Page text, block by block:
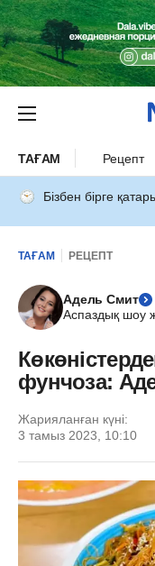
ТАҒАМ Рецепт
Бізбен бірге
ТАҒАМ РЕЦЕПТ
Адель Смит
Аспаздық шоу
фунчоза:
Жарияланған күні:
3 тамыз 2023, 10:10